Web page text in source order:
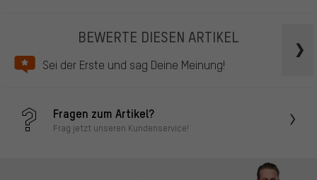
BEWERTE DIESEN ARTIKEL
Sei der Erste und sag Deine Meinung!
Fragen zum Artikel?
Frag jetzt unseren Kundenservice!